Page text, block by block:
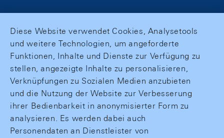
Diese Website verwendet Cookies, Analysetools
und weitere Technologien, um angeforderte
Funktionen, Inhalte und Dienste zur Verfügung zu
stellen, angezeigte Inhalte zu personalisieren,
Verknüpfungen zu Sozialen Medien anzubieten
und die Nutzung der Website zur Verbesserung
ihrer Bedienbarkeit in anonymisierter Form zu
analysieren. Es werden dabei auch
Personendaten an Dienstleister von